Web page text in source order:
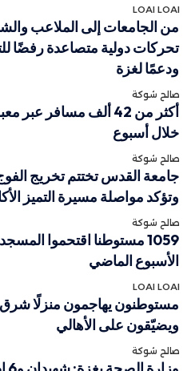
LOAI LOAI
من الجامعات إلى الملاعب
تحركات دولية متصاعدة رفضًا
ودعمًا لغزة
صالح شوكة
أكثر من 42 ألف مسافر عبر
خلال أسبوع
صالح شوكة
وتؤكد مواصلة مسيرة التميز
صالح شوكة
1059 مستوطنا اقتحموا
الأسبوع الماضي
LOAI LOAI
مستوطنون يهاجمون منزلًا
ويضيّقون على الأهالي
صالح شوكة